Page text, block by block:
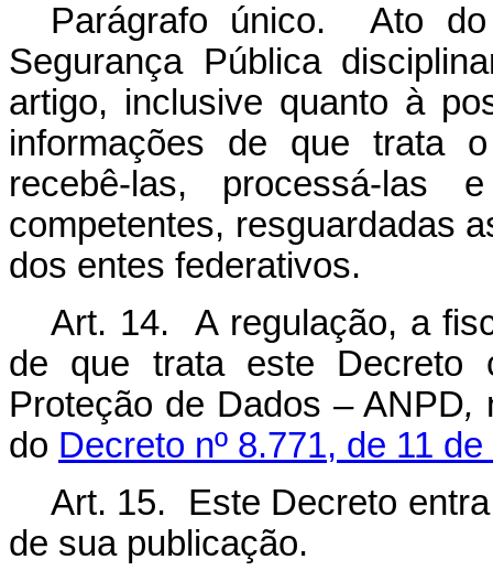
Parágrafo único. Ato
Segurança Pública
artigo, inclusive quanto à
informações de que trata
recebê-las, processá-las
competentes, resguardadas
dos entes federativos.
Art. 14. A regulação, a
de que trata este Decreto
Proteção de Dados – ANPD,
do Decreto nº 8.771, de 11
Art. 15. Este Decreto
de sua publicação.